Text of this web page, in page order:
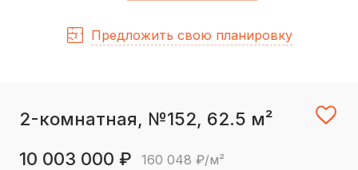
Предложить свою планировку
2-комнатная, №152, 62.5 м²
10 003 000 ₽
160 048 ₽/м²